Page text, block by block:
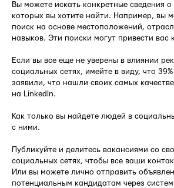
Вы можете искать конкретные сведения
которых вы хотите найти. Например, вы
поиск на основе местоположений,
навыков. Эти поиски могут привести вас
Если вы все еще не уверены в влиянии
социальных сетях, имейте в виду, что
заявили, что нашли своих самых
на LinkedIn.
Как только вы найдете людей в
с ними.
Публикуйте и делитесь вакансиями со
социальных сетях, чтобы все ваши
Или вы можете лично отправить
потенциальным кандидатам через